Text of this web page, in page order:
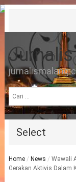
Cari
untuk:
Select
Home / News / Wawali
Gerakan Aktivis Dalam